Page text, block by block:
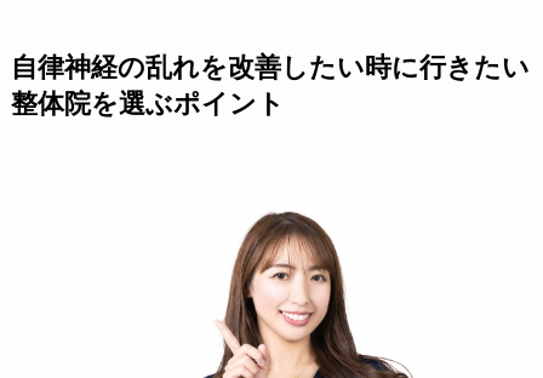
自律神経の乱れを改善したい時に行きたい
整体院を選ぶポイント